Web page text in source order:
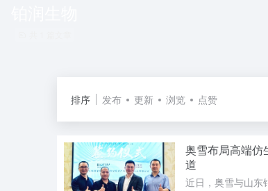
排序 发布 更新 浏览 点赞
奥雪布局高端仿
道